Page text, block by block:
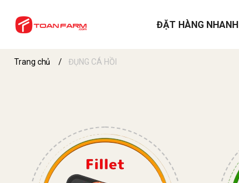
ĐẶT HÀNG NHANH
Trang chủ / ĐỤNG CÁ HỒI